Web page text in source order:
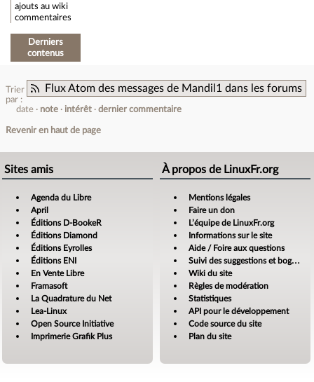
ajouts au wiki
commentaires
Derniers
contenus
Flux Atom des messages de Mandil1 dans les forums
Trier
par :
date
note intérêt dernier commentaire
Revenir en haut de page
Sites amis
Agenda du Libre
April
Éditions D-BookeR
Éditions Diamond
Éditions Eyrolles
Éditions ENI
En Vente Libre
Framasoft
La Quadrature du Net
Lea-Linux
Open Source Initiative
Imprimerie Grafik Plus
À propos de LinuxFr.org
Mentions légales
Faire un don
L’équipe de LinuxFr.org
Informations sur le site
Aide / Foire aux questions
Suivi des suggestions et bogues
Wiki du site
Règles de modération
Statistiques
API pour le développement
Code source du site
Plan du site